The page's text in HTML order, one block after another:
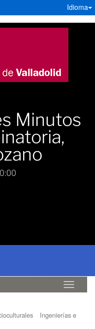
Idioma
Minutos
Idioma
Ingenierías e